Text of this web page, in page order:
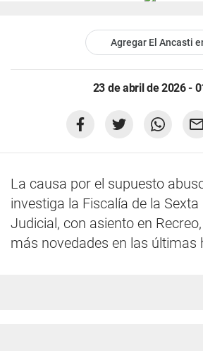
Agregar El Ancasti
23 de abril de 2026 -
La causa por el supuesto
investiga la Fiscalía de la
Judicial, con asiento en
más novedades en las últimas